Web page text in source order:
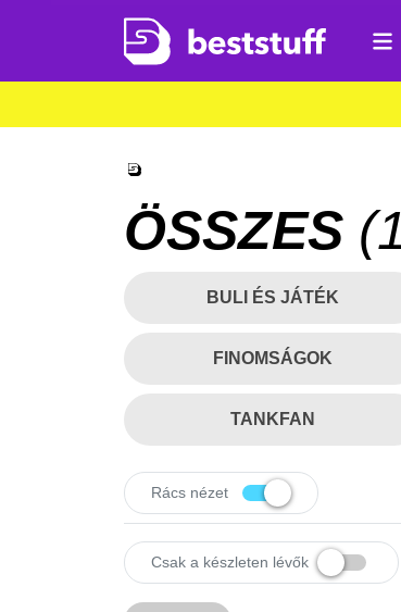
ÖSSZES (
BULI ÉS JÁTÉK
FINOMSÁGOK
TANKFAN
Rács nézet
Csak a készleten lévők